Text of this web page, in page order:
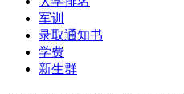
军训
录取通知书
学费
新生群